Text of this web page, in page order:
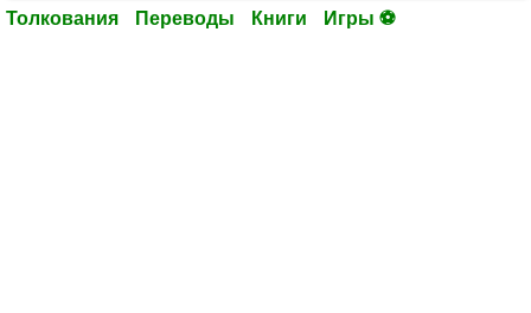
Толкования Переводы Книги Игры ⚽